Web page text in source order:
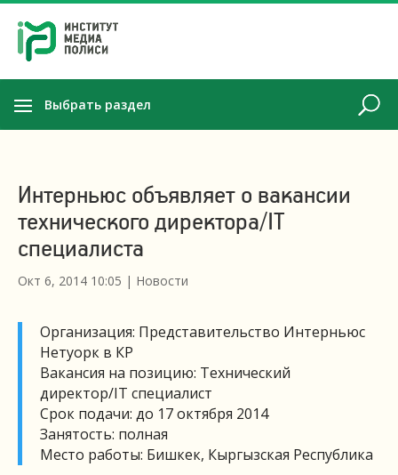
Выбрать раздел
Интерньюс объявляет о вакансии
технического директора/IT
специалиста
Окт 6, 2014 10:05 | Новости
Организация: Представительство Интерньюс
Нетуорк в КР
Вакансия на позицию: Технический
директор/IT специалист
Срок подачи: до 17 октября 2014
Занятость: полная
Место работы: Бишкек, Кыргызская Республика